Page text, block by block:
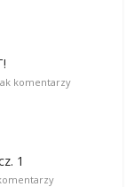
komentarzy
1